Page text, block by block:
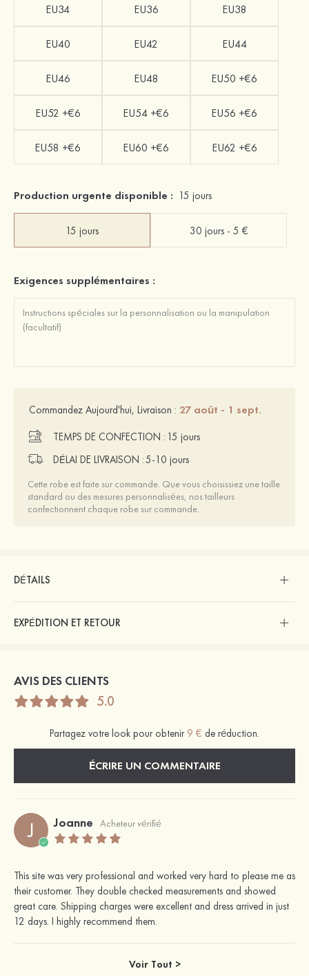
EU34 EU36 EU38
EU40 EU42 EU44
EU46 EU48 EU50 +€6
EU52 +€6 EU54 +€6 EU56 +€6
EU58 +€6 EU60 +€6 EU62 +€6
Production urgente disponible : 15 jours
15 jours 30 jours - 5 €
Exigences supplémentaires :
Commandez Aujourd'hui, Livraison : 27 août - 1 sept.
TEMPS DE CONFECTION : 15 jours
DÉLAI DE LIVRAISON :5-10 jours
Cette robe est faite sur commande. Que vous choisissiez une taille
standard ou des mesures personnalisées, nos tailleurs
confectionnent chaque robe sur commande.
DÉTAILS
EXPÉDITION ET RETOUR
AVIS DES CLIENTS
5.0
Partagez votre look pour obtenir 9 € de réduction.
ÉCRIRE UN COMMENTAIRE
J Joanne Acheteur vérifié
This site was very professional and worked very hard to please me as
their customer. They double checked measurements and showed
great care. Shipping charges were excellent and dress arrived in just
12 days. I highly recommend them.
Voir Tout >